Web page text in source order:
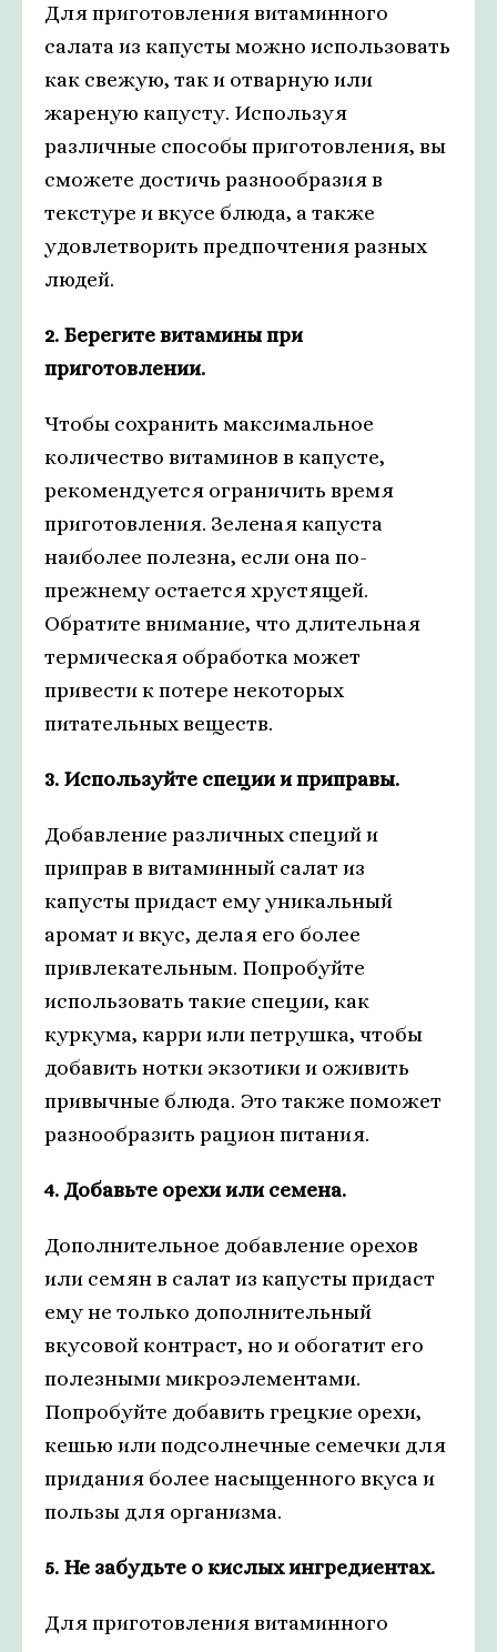
Для приготовления витаминного
салата из капусты можно использовать
как свежую, так и отварную или
жареную капусту. Используя
различные способы приготовления, вы
сможете достичь разнообразия в
текстуре и вкусе блюда, а также
удовлетворить предпочтения разных
людей.
2. Берегите витамины при
приготовлении.
Чтобы сохранить максимальное
количество витаминов в капусте,
рекомендуется ограничить время
приготовления. Зеленая капуста
наиболее полезна, если она по-
прежнему остается хрустящей.
Обратите внимание, что длительная
термическая обработка может
привести к потере некоторых
питательных веществ.
3. Используйте специи и приправы.
Добавление различных специй и
приправ в витаминный салат из
капусты придаст ему уникальный
аромат и вкус, делая его более
привлекательным. Попробуйте
использовать такие специи, как
куркума, карри или петрушка, чтобы
добавить нотки экзотики и оживить
привычные блюда. Это также поможет
разнообразить рацион питания.
4. Добавьте орехи или семена.
Дополнительное добавление орехов
или семян в салат из капусты придаст
ему не только дополнительный
вкусовой контраст, но и обогатит его
полезными микроэлементами.
Попробуйте добавить грецкие орехи,
кешью или подсолнечные семечки для
придания более насыщенного вкуса и
пользы для организма.
5. Не забудьте о кислых ингредиентах.
Для приготовления витаминного